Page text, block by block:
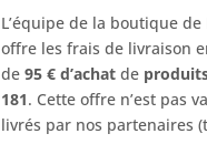
L’équipe de la boutique
offre les frais de livraison
de95 € d’achat de
181. Cette offre n’est pas
livrés par nos partenaires